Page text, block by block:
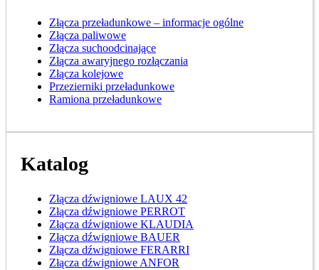
Złącza przeładunkowe – informacje ogólne
Złącza paliwowe
Złącza suchoodcinające
Złącza awaryjnego rozłączania
Złącza kolejowe
Przezierniki przeładunkowe
Ramiona przeładunkowe
Katalog
Złącza dźwigniowe LAUX 42
Złącza dźwigniowe PERROT
Złącza dźwigniowe KLAUDIA
Złącza dźwigniowe BAUER
Złącza dźwigniowe FERARRI
Złącza dźwigniowe ANFOR